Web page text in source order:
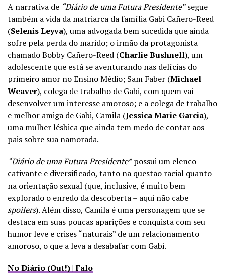
A narrativa de “Diário de uma Futura Presidente”segue
também a vida da matriarca da família Gabi Cañero-Reed
(Selenis Leyva), uma advogada bem sucedida que ainda
sofre pela perda do marido; o irmão da protagonista
chamado Bobby Cañero-Reed (Charlie Bushnell), um
adolescente que está se aventurando nas delícias do
primeiro amor no Ensino Médio; Sam Faber (Michael
Weaver), colega de trabalho de Gabi, com quem vai
desenvolver um interesse amoroso; e a colega de trabalho
e melhor amiga de Gabi, Camila (Jessica Marie Garcia),
uma mulher lésbica que ainda tem medo de contar aos
pais sobre sua namorada.
“Diário de uma Futura Presidente”possui um elenco
cativante e diversificado, tanto na questão racial quanto
na orientação sexual (que, inclusive, é muito bem
explorado o enredo da descoberta – aqui não cabe
spoilers). Além disso, Camila é uma personagem que se
destaca em suas poucas aparições e conquista com seu
humor leve e crises “naturais” de um relacionamento
amoroso, o que a leva a desabafar com Gabi.
No Diário (Out!) | Falo